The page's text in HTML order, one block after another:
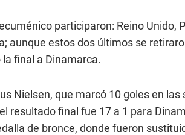
participaron: Reino Unido,
aunque estos dos últimos se
final a Dinamarca.
Nielsen, que marcó 10 goles en
resultado final fue 17 a 1 para
de bronce, donde fueron